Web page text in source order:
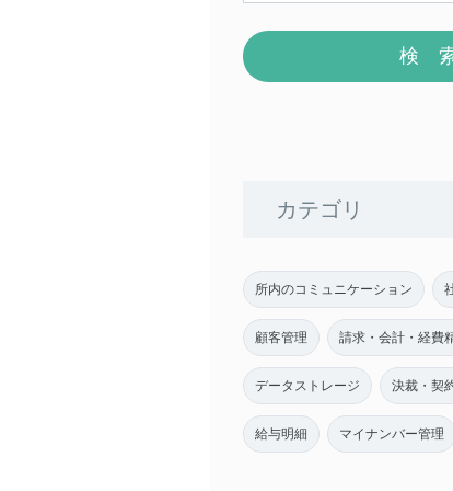
カテゴリ
所内のコミュニケーション
顧客管理 請求・会計・経費
データストレージ 決裁・契
給与明細 マイナンバー管理